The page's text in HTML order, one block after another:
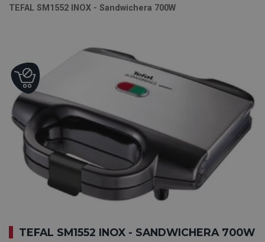
TEFAL SM1552 INOX - Sandwichera 700W
TEFAL SM1552 INOX - SANDWICHERA 700W